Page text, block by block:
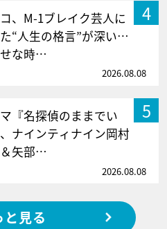
4
、M-1ブレイク芸人に
“人生の格言”が深い…
せな時…
2026.08.08
5
『名探偵のままでい
ナインティナイン岡村
矢部…
2026.08.08
と見る